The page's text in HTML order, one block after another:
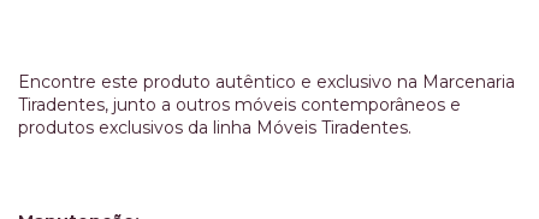
Encontre este produto autêntico e exclusivo na Marcenaria
Tiradentes, junto a outros móveis contemporâneos e
produtos exclusivos da linha Móveis Tiradentes.